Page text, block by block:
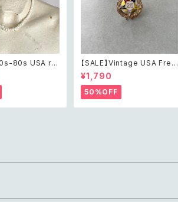
80s USA ret
classical n
アメリカ ヴィ
セサリー 天然石
ル クラシカル ネ
【SALE】Vintage USA Free
mason order of the east
ern star 25 year member
pin brooch アメリカ ヴィン
テージ アクセサリー フリーメ
イソン オーダーオブザ イース
¥1,790
50%OFF